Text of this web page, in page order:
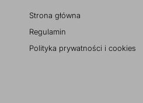
Strona główna
Regulamin
Polityka prywatności i cookies